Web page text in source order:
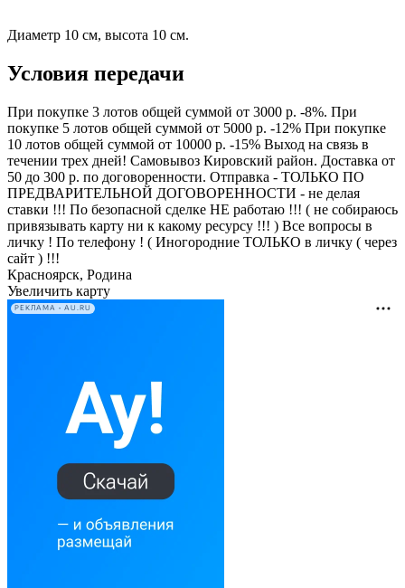
Диаметр 10 см, высота 10 см.
Условия передачи
При покупке 3 лотов общей суммой от 3000 р. -8%. При
покупке 5 лотов общей суммой от 5000 р. -12% При покупке
10 лотов общей суммой от 10000 р. -15% Выход на связь в
течении трех дней! Самовывоз Кировский район. Доставка от
50 до 300 р. по договоренности. Отправка - ТОЛЬКО ПО
ПРЕДВАРИТЕЛЬНОЙ ДОГОВОРЕННОСТИ - не делая
ставки !!! По безопасной сделке НЕ работаю !!! ( не собираюсь
привязывать карту ни к какому ресурсу !!! ) Все вопросы в
личку ! По телефону ! ( Иногородние ТОЛЬКО в личку ( через
сайт ) !!!
Красноярск, Родина
Увеличить карту
РЕКЛАМА • AU.RU